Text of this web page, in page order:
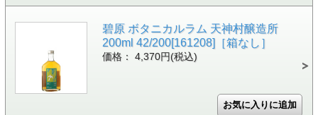
碧原 ボタニカルラム 天神村醸造所
200ml 42/200[161208]［箱なし］
価格： 4,370円(税込)